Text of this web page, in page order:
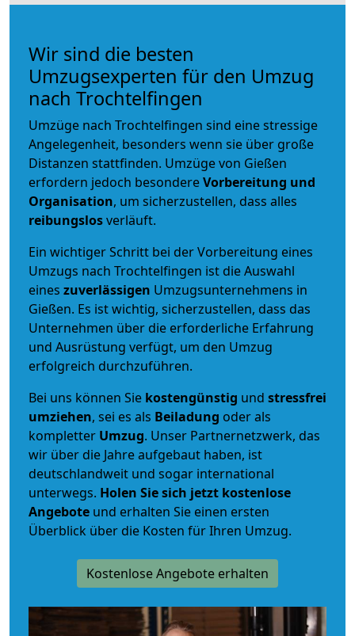
Wir sind die besten
Umzugsexperten für den Umzug
nach Trochtelfingen
Umzüge nach Trochtelfingen sind eine stressige
Angelegenheit, besonders wenn sie über große
Distanzen stattfinden. Umzüge von Gießen
erfordern jedoch besondereVorbereitung und
Organisation, um sicherzustellen, dass alles
reibungslosverläuft.
Ein wichtiger Schritt bei der Vorbereitung eines
Umzugs nach Trochtelfingen ist die Auswahl
eines zuverlässigen Umzugsunternehmens in
Gießen. Es ist wichtig, sicherzustellen, dass das
Unternehmen über die erforderliche Erfahrung
und Ausrüstung verfügt, um den Umzug
erfolgreich durchzuführen.
Bei uns können Sie kostengünstig und stressfrei
umziehen, sei es als Beiladung oder als
kompletter Umzug. Unser Partnernetzwerk, das
wir über die Jahre aufgebaut haben, ist
deutschlandweit und sogar international
unterwegs. Holen Sie sich jetzt kostenlose
Angebote und erhalten Sie einen ersten
Überblick über die Kosten für Ihren Umzug.
Kostenlose Angebote erhalten